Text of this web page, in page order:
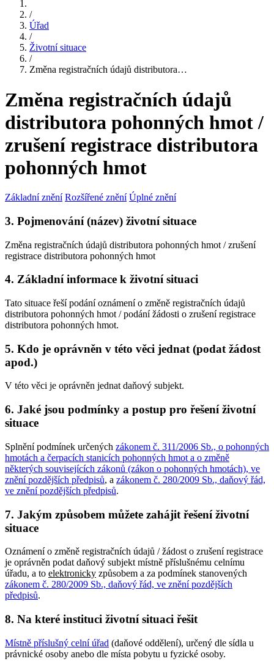
/
Úřad
/
Životní situace
/
Změna registračních údajů distributora…
Změna registračních údajů
distributora pohonných hmot /
zrušení registrace distributora
pohonných hmot
Základní znění Rozšířené znění Úplné znění
3. Pojmenování (název) životní situace
Změna registračních údajů distributora pohonných hmot / zrušení
registrace distributora pohonných hmot
4. Základní informace k životní situaci
Tato situace řeší podání oznámení o změně registračních údajů
distributora pohonných hmot / podání žádosti o zrušení registrace
distributora pohonných hmot.
5. Kdo je oprávněn v této věci jednat (podat žádost
apod.)
V této věci je oprávněn jednat daňový subjekt.
6. Jaké jsou podmínky a postup pro řešení životní
situace
Splnění podmínek určených zákonem č. 311/2006 Sb., o pohonných
hmotách a čerpacích stanicích pohonných hmot a o změně
některých souvisejících zákonů (zákon o pohonných hmotách), ve
znění pozdějších předpisů, a zákonem č. 280/2009 Sb., daňový řád,
ve znění pozdějších předpisů.
7. Jakým způsobem můžete zahájit řešení životní
situace
Oznámení o změně registračních údajů / žádost o zrušení registrace
je oprávněn podat daňový subjekt místně příslušnému celnímu
úřadu, a to elektronicky způsobem a za podmínek stanovených
zákonem č. 280/2009 Sb., daňový řád, ve znění pozdějších
předpisů.
8. Na které instituci životní situaci řešit
Místně příslušný celní úřad (daňové oddělení), určený dle sídla u
právnické osoby anebo dle místa pobytu u fyzické osoby.